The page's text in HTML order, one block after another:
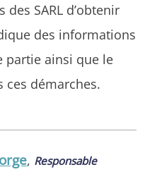
SARL d’obtenir
des informations
partie ainsi que le
démarches.
, Responsable